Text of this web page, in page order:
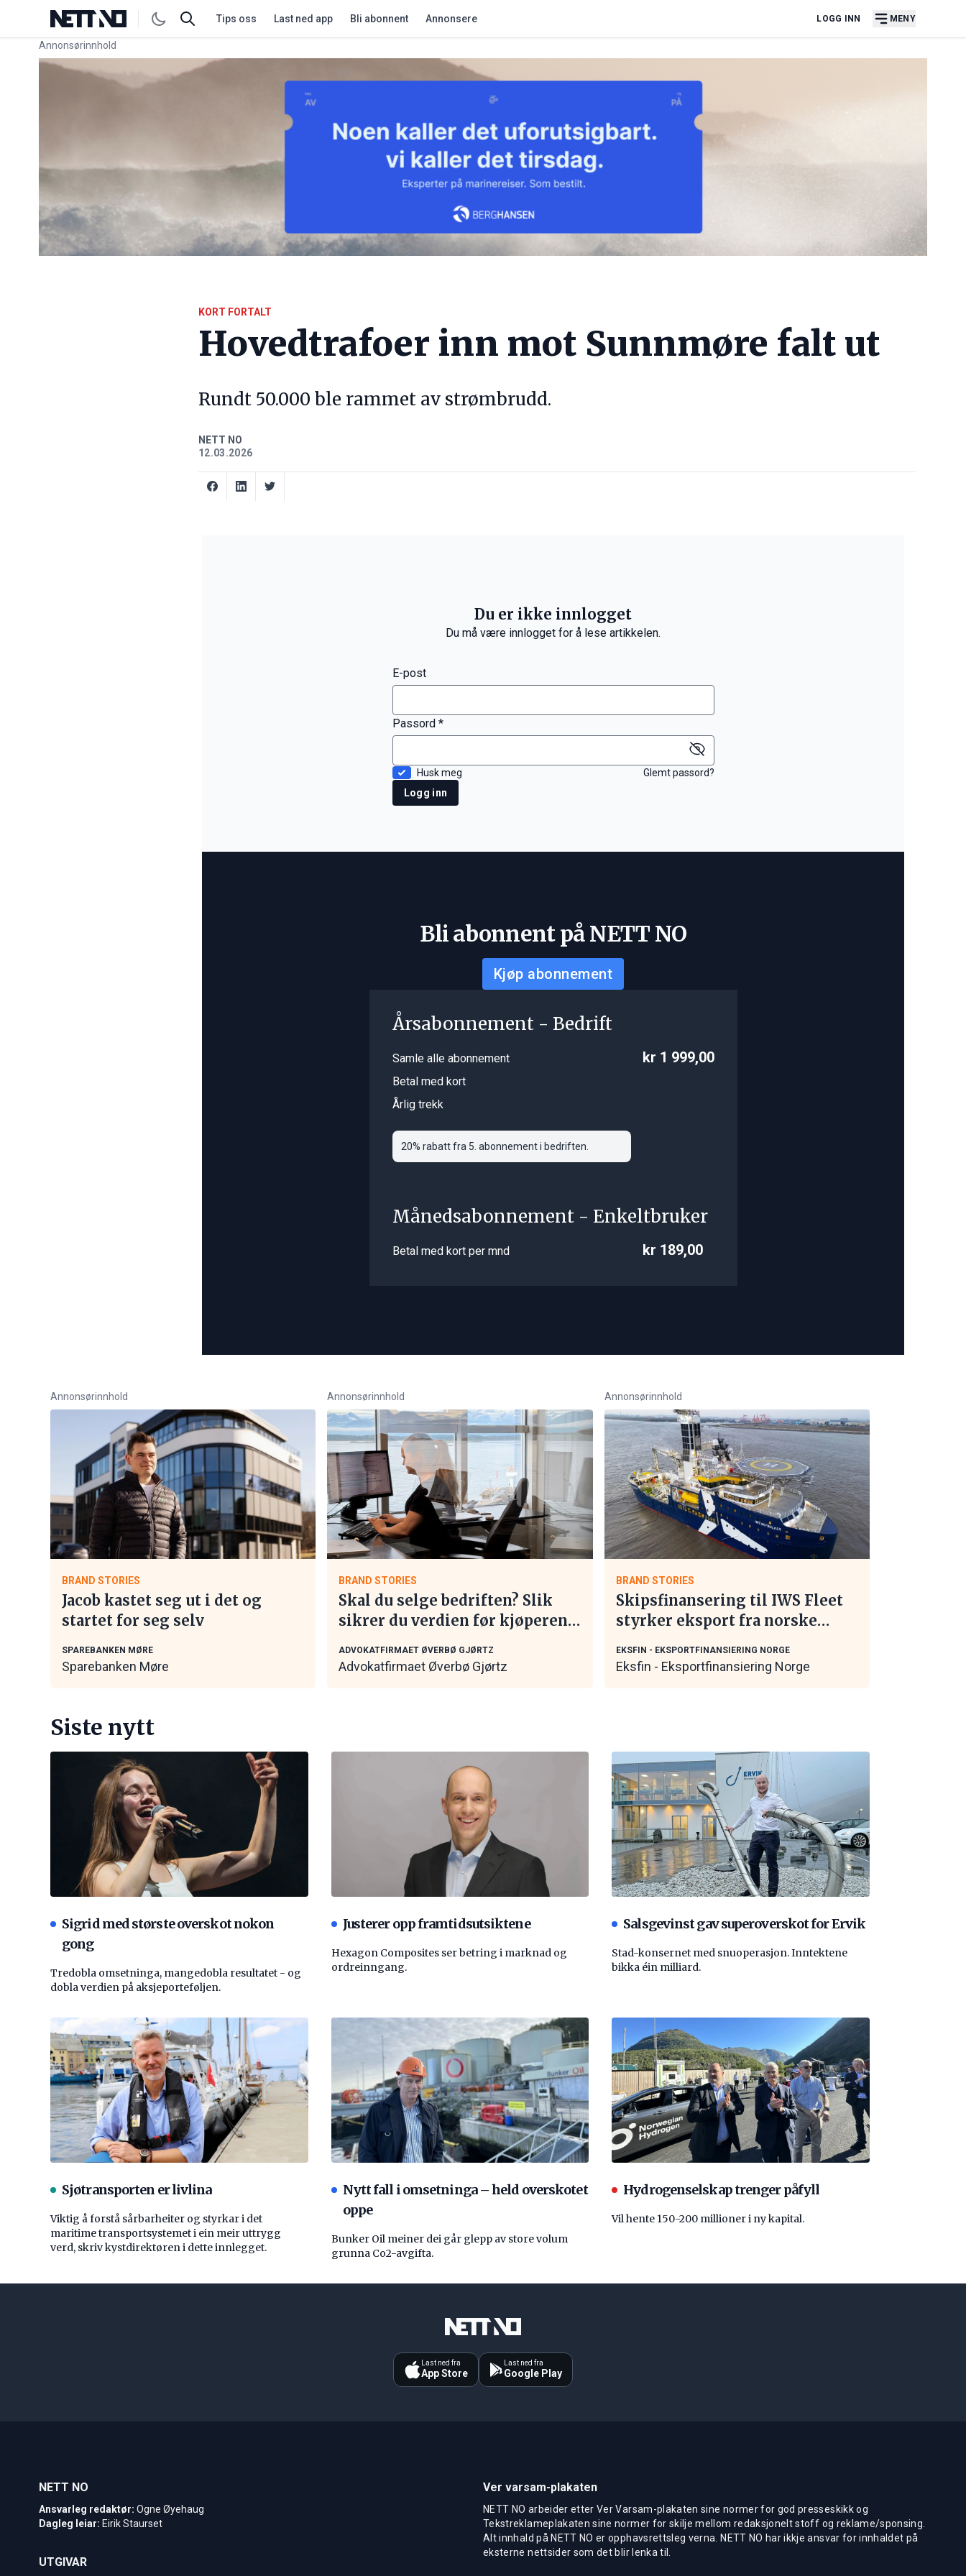
Tips oss Last ned app Bli abonnent Annonsere LOGG INN MENY
Annonsørinnhold
Link for annonse
KORT FORTALT
Hovedtrafoer inn mot Sunnmøre falt ut
Rundt 50.000 ble rammet av strømbrudd.
NETT NO
12.03.2026
Du er ikke innlogget
Du må være innlogget for å lese artikkelen.
E-post
Passord *
Husk meg
Glemt passord?
Logg inn
Bli abonnent på NETT NO
Kjøp abonnement
Årsabonnement - Bedrift
Samle alle abonnement
Betal med kort
Årlig trekk
20% rabatt fra 5. abonnement i bedriften.
kr 1 999,00
Månedsabonnement - Enkeltbruker
Betal med kort per mnd kr 189,00
Annonsørinnhold
BRAND STORIES
Jacob kastet seg ut i det og
startet for seg selv
SPAREBANKEN MØRE
Sparebanken Møre
Annonsørinnhold
BRAND STORIES
Skal du selge bedriften? Slik
sikrer du verdien før kjøperen
ADVOKATFIRMAET ØVERBØ GJØRTZ
Advokatfirmaet Øverbø Gjørtz
Annonsørinnhold
BRAND STORIES
Skipsfinansering til IWS Fleet
styrker eksport fra norske
EKSFIN - EKSPORTFINANSIERING NORGE
Eksfin - Eksportfinansiering Norge
Siste nytt
Sigrid med største overskot nokon
gong
Tredobla omsetninga, mangedobla resultatet - og
dobla verdien på aksjeporteføljen.
Justerer opp framtidsutsiktene
Hexagon Composites ser betring i marknad og
ordreinngang.
Salsgevinst gav superoverskot for Ervik
Stad-konsernet med snuoperasjon. Inntektene
bikka éin milliard.
Sjøtransporten er livlina
Viktig å forstå ­sårbarheiter og styrkar i det
maritime transport­systemet i ein meir uttrygg
verd, skriv kystdirektøren i dette innlegget.
Nytt fall i omsetninga – held overskotet
oppe
Bunker Oil meiner dei går glepp av store volum
grunna Co2-avgifta.
Hydrogenselskap trenger påfyll
Vil hente 150-200 millioner i ny kapital.
Last ned fra
App Store
Last ned fra
Google Play
NETT NO
Ansvarleg redaktør: Ogne Øyehaug
Dagleg leiar: Eirik Staurset
UTGIVAR
Ver varsam-plakaten
NETT NO arbeider etter Ver Varsam-plakaten sine normer for god presseskikk og
Tekstreklameplakaten sine normer for skilje mellom redaksjonelt stoff og reklame/sponsing.
Alt innhald på NETT NO er opphavsrettsleg verna. NETT NO har ikkje ansvar for innhaldet på
eksterne nettsider som det blir lenka til.